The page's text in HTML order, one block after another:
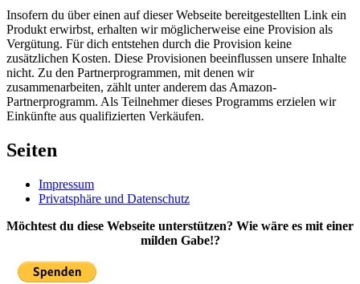
Insofern du über einen auf dieser Webseite bereitgestellten Link ein
Produkt erwirbst, erhalten wir möglicherweise eine Provision als
Vergütung. Für dich entstehen durch die Provision keine
zusätzlichen Kosten. Diese Provisionen beeinflussen unsere Inhalte
nicht. Zu den Partnerprogrammen, mit denen wir
zusammenarbeiten, zählt unter anderem das Amazon-
Partnerprogramm. Als Teilnehmer dieses Programms erzielen wir
Einkünfte aus qualifizierten Verkäufen.
Seiten
Impressum
Privatsphäre und Datenschutz
Möchtest du diese Webseite unterstützen? Wie wäre es mit einer
milden Gabe!?